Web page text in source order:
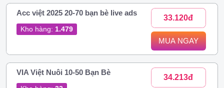
Acc việt 2025 20-70 bạn bè live ads
Kho hàng: 1.479
33.120đ
MUA NGAY
VIA Việt Nuôi 10-50 Bạn Bè
34.213đ